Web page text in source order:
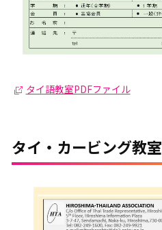
タイ語教室PDFファイル
タイ・カービング教室